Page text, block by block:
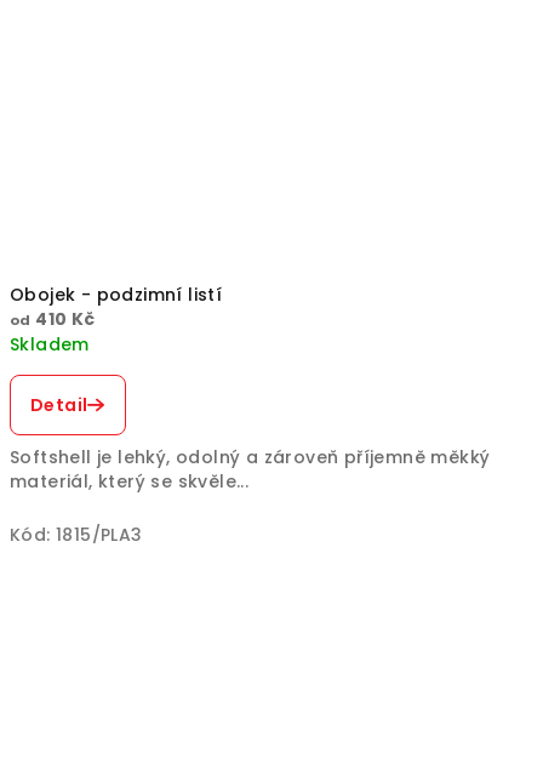
Obojek - podzimní listí
od 410 Kč
Skladem
Detail
Softshell je lehký, odolný a zároveň příjemně měkký
materiál, který se skvěle...
Kód: 1815/PLA3